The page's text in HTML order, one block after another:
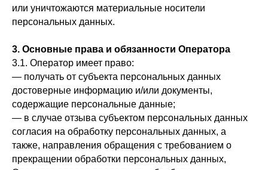
или уничтожаются материальные носители
персональных данных.
3. Основные права и обязанности Оператора
3.1. Оператор имеет право:
— получать от субъекта персональных данных
достоверные информацию и/или документы,
содержащие персональные данные;
— в случае отзыва субъектом персональных данных
согласия на обработку персональных данных, а
также, направления обращения с требованием о
прекращении обработки персональных данных,